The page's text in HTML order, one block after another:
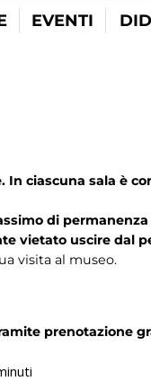
EVENTI
ciascuna sala è
di
vietato uscire dal
visita al museo.
prenotazione